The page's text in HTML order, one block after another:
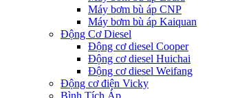
Máy bơm bù áp CNP
Máy bơm bù áp Kaiquan
Động Cơ Diesel
Động cơ diesel Cooper
Động cơ diesel Huichai
Động cơ diesel Weifang
Động cơ điện Vicky
Bình Tích Áp